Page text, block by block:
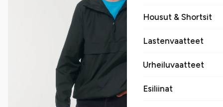
Housut & Shortsit
Lastenvaatteet
Urheiluvaatteet
Esiliinat